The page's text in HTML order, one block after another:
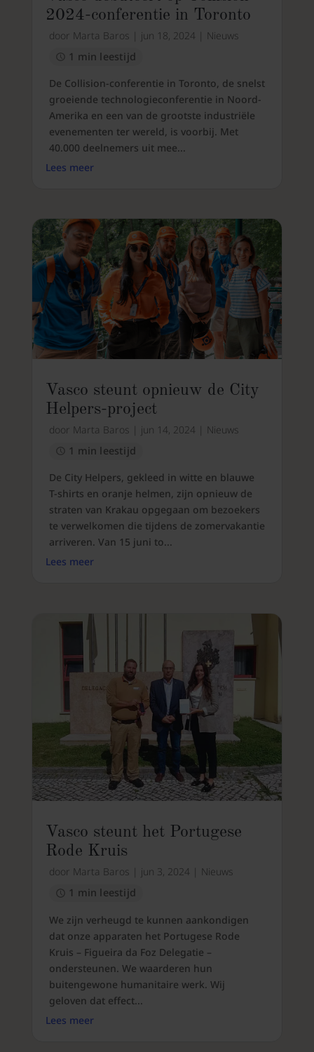
2024-conferentie in Toronto
door Marta Baros jun 18, 2024
Nieuws
1 min leestijd
De Collision-conferentie in Toronto, de snelst
groeiende technologieconferentie in Noord-
Amerika en een van de grootste industriële
evenementen ter wereld, is voorbij. Met
40.000 deelnemers uit mee...
Lees meer
Vasco steunt opnieuw de City
Helpers-project
door Marta Baros jun 14, 2024
Nieuws
1 min leestijd
De City Helpers, gekleed in witte en blauwe
T-shirts en oranje helmen, zijn opnieuw de
straten van Krakau opgegaan om bezoekers
te verwelkomen die tijdens de zomervakantie
arriveren. Van 15 juni to...
Lees meer
Vasco steunt het Portugese
Rode Kruis
door Marta Baros jun 3, 2024
Nieuws
1 min leestijd
We zijn verheugd te kunnen aankondigen
dat onze apparaten het Portugese Rode
Kruis – Figueira da Foz Delegatie –
ondersteunen. We waarderen hun
buitengewone humanitaire werk. Wij
geloven dat effect...
Lees meer